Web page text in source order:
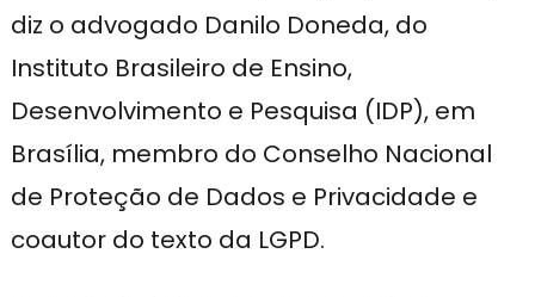
diz o advogado Danilo Doneda, do
Instituto Brasileiro de Ensino,
Desenvolvimento e Pesquisa (IDP), em
Brasília, membro do Conselho Nacional
de Proteção de Dados e Privacidade e
coautor do texto da LGPD.